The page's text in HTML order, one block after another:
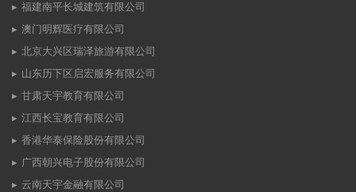
福建南平长城建筑有限公司
澳门明辉医疗有限公司
北京大兴区瑞泽旅游有限公司
山东历下区启宏服务有限公司
甘肃天宇教育有限公司
江西长宝教育有限公司
香港华泰保险股份有限公司
广西朝兴电子股份有限公司
云南天宇金融有限公司